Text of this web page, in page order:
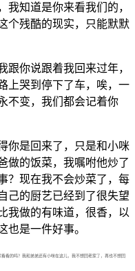
我知道是你来看我们的，
个残酷的现实，只能默默
跟你说跟着我回来过年，
上哭到停下了车，唉，一
不变，我们都会记着你
你是回来了，只是和小咪
做的饭菜，我嘱咐他炒了
？现在我不会炒菜了，每
己的厨艺已经到了很失望
我做的有味道，很香，以
也是一件好事。
看的吗？我和弟弟还有小咪在这儿，我不想回老家了，再也不想回